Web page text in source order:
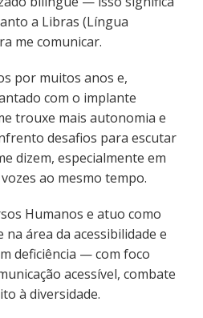
a Libras (Língua
me comunicar.
por muitos anos e,
com o implante
trouxe mais autonomia e
desafios para escutar
dizem, especialmente em
ao mesmo tempo.
Humanos e atuo como
área da acessibilidade e
deficiência — com foco
acessível, combate
à diversidade.